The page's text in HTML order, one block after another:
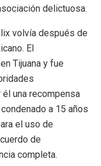
delictuosa.
volvía después de
El
Tijuana y fue
una recompensa
a 15 años
el uso de
de
completa.